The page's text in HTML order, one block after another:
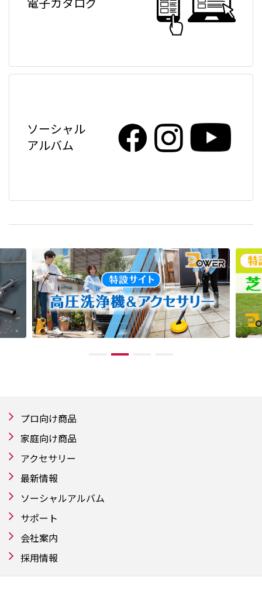
ソーシャル
アルバム
プロ向け商品
家庭向け商品
アクセサリー
最新情報
ソーシャルアルバム
サポート
会社案内
採用情報